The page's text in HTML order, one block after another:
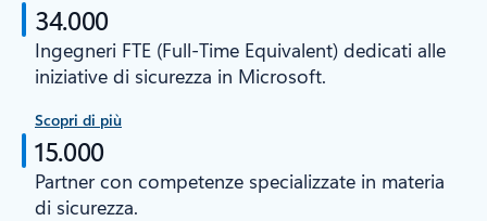
34.000
Ingegneri FTE (Full-Time Equivalent) dedicati alle
iniziative di sicurezza in Microsoft.
Scopri di più
15.000
Partner con competenze specializzate in materia
di sicurezza.